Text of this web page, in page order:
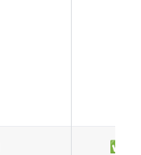
✅